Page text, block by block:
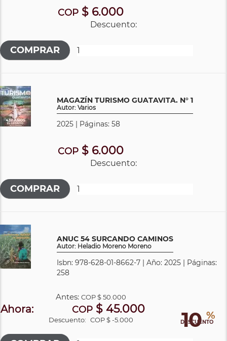
COP $ 6.000
Descuento:
MAGAZÍN TURISMO GUATAVITA. N° 1
Autor: Varios
2025 | Páginas: 58
COP $ 6.000
Descuento:
ANUC 54 SURCANDO CAMINOS
Autor: Heladio Moreno Moreno
Isbn: 978-628-01-8662-7 | Año: 2025 | Páginas:
258
10 %
DESCUENTO
Antes: COP$ 50.000
Ahora: COP $ 45.000
Descuento: COP $ -5.000